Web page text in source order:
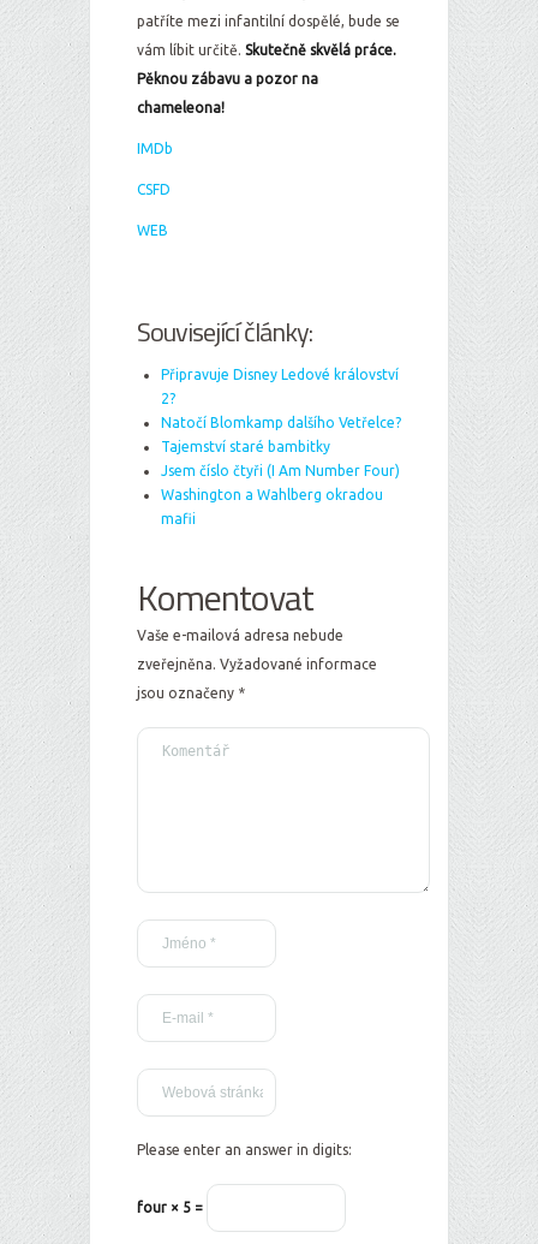
patříte mezi infantilní dospělé, bude se
vám líbit určitě. Skutečně skvělá práce.
Pěknou zábavu a pozor na
chameleona!
IMDb
CSFD
WEB
Související články:
Připravuje Disney Ledové království
2?
Natočí Blomkamp dalšího Vetřelce?
Tajemství staré bambitky
Jsem číslo čtyři (I Am Number Four)
Washington a Wahlberg okradou
mafii
Komentovat
Vaše e-mailová adresa nebude
zveřejněna. Vyžadované informace
jsou označeny *
Please enter an answer in digits:
four × 5 =